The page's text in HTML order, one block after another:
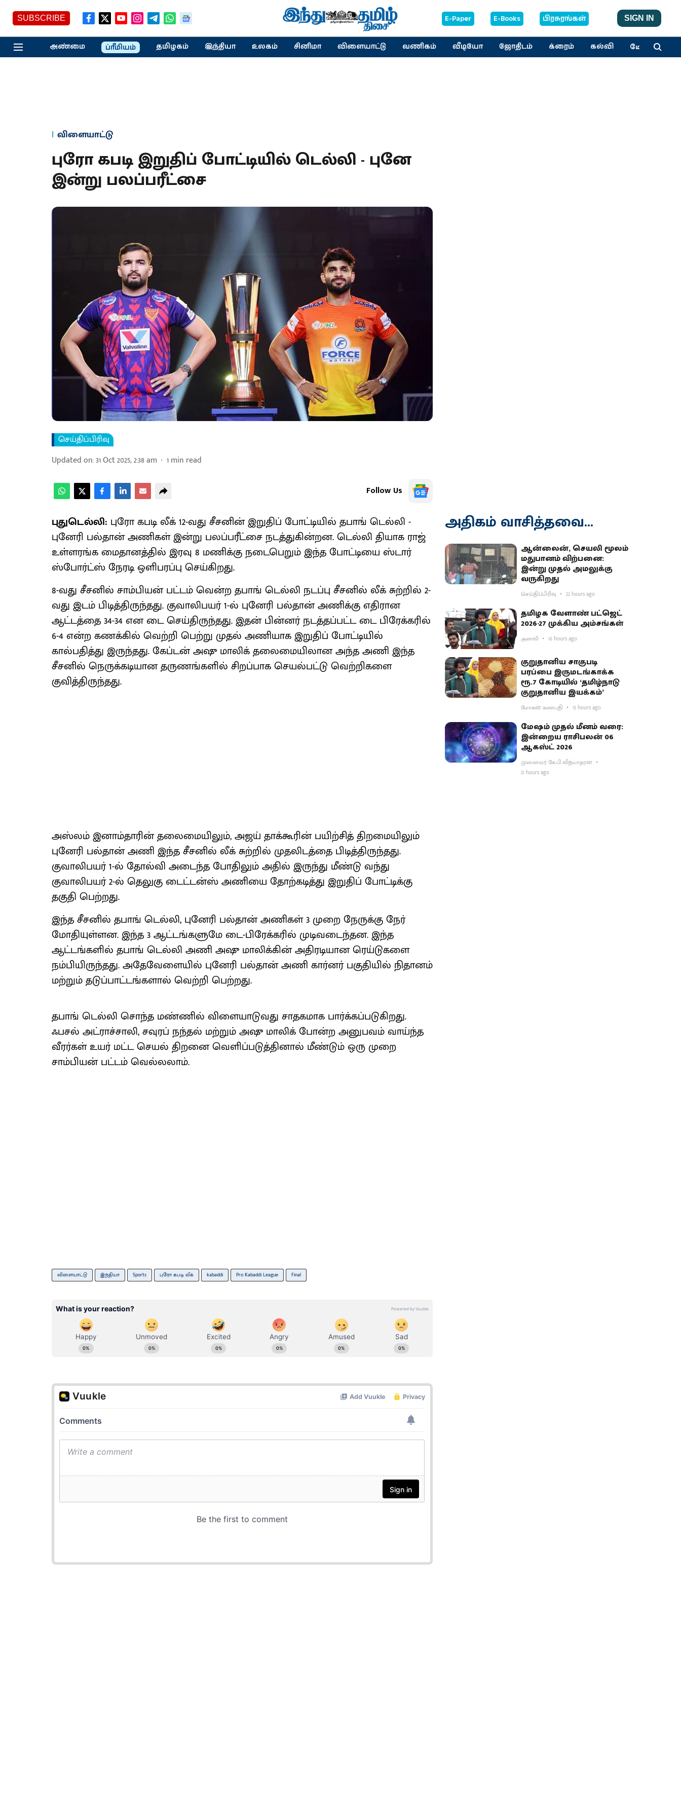
SUBSCRIBE E-Paper E-Books பிரசுரங்கள் SIGN IN
அண்மை ப்ரீமியம் தமிழகம் இந்தியா உலகம் சினிமா விளையாட்டு வணிகம் வீடியோ ஜோதிடம் க்ரைம் கல்வி மேலும்
விளையாட்டு
புரோ கபடி இறுதிப் போட்டியில் டெல்லி - புனே
இன்று பலப்பரீட்சை
செய்திப்பிரிவு
Updated on:31 Oct 2025, 2:38 am 1min read
Follow Us
புதுடெல்லி: புரோ கபடி லீக் 12-வது சீசனின் இறுதிப் போட்டியில் தபாங் டெல்லி -
புனேரி பல்தான் அணிகள் இன்று பலப்பரீட்சை நடத்துகின்றன. டெல்லி தியாக ராஜ்
உள்ளரங்க மைதானத்தில் இரவு 8 மணிக்கு நடைபெறும் இந்த போட்டியை ஸ்டார்
ஸ்போர்ட்ஸ் நேரடி ஒளிபரப்பு செய்கிறது.
8-வது சீசனில் சாம்பியன் பட்டம் வென்ற தபாங் டெல்லி நடப்பு சீசனில் லீக் சுற்றில் 2-
வது இடம் பிடித்திருந்தது. குவாலிபயர் 1-ல் புனேரி பல்தான் அணிக்கு எதிரான
ஆட்டத்தை 34-34 என டை செய்திருந்தது. இதன் பின்னர் நடத்தப்பட்ட டை பிரேக்கரில்
6-4 என்ற கணக்கில் வெற்றி பெற்று முதல் அணியாக இறுதிப் போட்டியில்
கால்பதித்து இருந்தது. கேப்டன் அஷு மாலிக் தலைமையிலான அந்த அணி இந்த
சீசனில் நெருக்கடியான தருணங்களில் சிறப்பாக செயல்பட்டு வெற்றிகளை
குவித்திருந்தது.
அஸ்லம் இனாம்தாரின் தலைமையிலும், அஜய் தாக்கூரின் பயிற்சித் திறமையிலும்
புனேரி பல்தான் அணி இந்த சீசனில் லீக் சுற்றில் முதலிடத்தை பிடித்திருந்தது.
குவாலிபயர் 1-ல் தோல்வி அடைந்த போதிலும் அதில் இருந்து மீண்டு வந்து
குவாலிபயர் 2-ல் தெலுகு டைட்டன்ஸ் அணியை தோற்கடித்து இறுதிப் போட்டிக்கு
தகுதி பெற்றது.
இந்த சீசனில் தபாங் டெல்லி, புனேரி பல்தான் அணிகள் 3 முறை நேருக்கு நேர்
மோதியுள்ளன. இந்த 3 ஆட்டங்களுமே டை-பிரேக்கரில் முடிவடைந்தன. இந்த
ஆட்டங்களில் தபாங் டெல்லி அணி அஷு மாலிக்கின் அதிரடியான ரெய்டுகளை
நம்பியிருந்தது. அதேவேளையில் புனேரி பல்தான் அணி கார்னர் பகுதியில் நிதானம்
மற்றும் தடுப்பாட்டங்களால் வெற்றி பெற்றது.
தபாங் டெல்லி சொந்த மண்ணில் விளையாடுவது சாதகமாக பார்க்கப்படுகிறது.
ஃபசல் அட்ராச்சாலி, சவுரப் நந்தல் மற்றும் அஷு மாலிக் போன்ற அனுபவம் வாய்ந்த
வீரர்கள் உயர் மட்ட செயல் திறனை வெளிப்படுத்தினால் மீண்டும் ஒரு முறை
சாம்பியன் பட்டம் வெல்லலாம்.
விளையாட்டு இந்தியா Sports புரோ கபடி லீக் kabaddi Pro Kabaddi League Final
அதிகம் வாசித்தவை...
ஆன்லைன், செயலி மூலம்
மதுபானம் விற்பனை:
இன்று முதல் அமலுக்கு
வருகிறது
செய்திப்பிரிவு 22 hours ago
தமிழக வேளாண் பட்ஜெட்
2026-27 முக்கிய அம்சங்கள்
அனலி 16 hours ago
குறுதானிய சாகுபடி
பரப்பை இருமடங்காக்க
ரூ.7 கோடியில் ‘தமிழ்நாடு
குறுதானிய இயக்கம்’
மோகன் கணபதி 15 hours ago
மேஷம் முதல் மீனம் வரை:
இன்றைய ராசிபலன் 06
ஆகஸ்ட் 2026
முனைவர் கே.பி.வித்யாதரன்
21 hours ago